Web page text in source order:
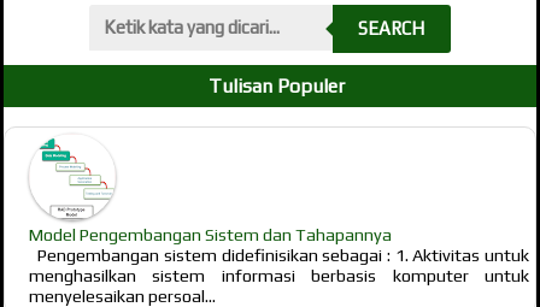
SEARCH
Tulisan Populer
Model Pengembangan Sistem dan Tahapannya
Pengembangan sistem didefinisikan sebagai : 1. Aktivitas untuk
menghasilkan sistem informasi berbasis komputer untuk
menyelesaikan persoal...